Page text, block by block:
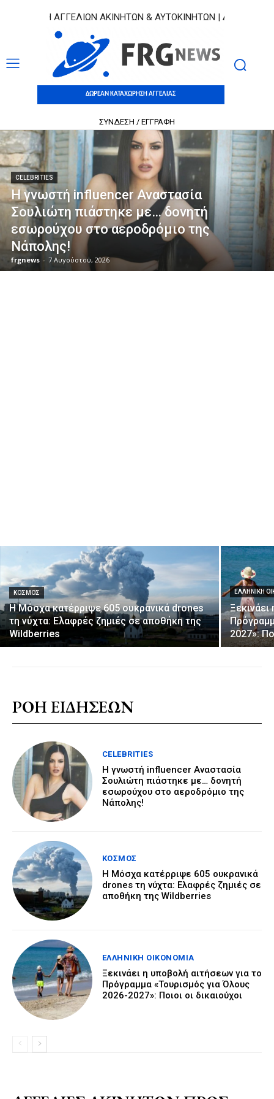
ΑΓΓΕΛΙΩΝ ΑΚΙΝΗΤΩΝ & ΑΥΤΟΚΙΝΗΤΩΝ | ΔΩΡΕΑΝ
ΔΩΡΕΑΝ ΚΑΤΑΧΩΡΗΣΗ ΑΓΓΕΛΙΑΣ
ΣΥΝΔΕΣΗ / ΕΓΓΡΑΦΗ
CELEBRITIES
Η γνωστή influencer Αναστασία
Σουλιώτη πιάστηκε με… δονητή
εσωρούχου στο αεροδρόμιο της
Νάπολης!
frgnews - 7 Αυγούστου, 2026
ΚΌΣΜΟΣ
Η Μόσχα κατέρριψε 605 ουκρανικά drones
τη νύχτα: Ελαφρές ζημιές σε αποθήκη της
Wildberries
ΕΛΛΗΝΙΚΉ
2027»:
ΡΟΗ ΕΙΔΗΣΕΩΝ
CELEBRITIES
Η γνωστή influencer Αναστασία
Σουλιώτη πιάστηκε με… δονητή
εσωρούχου στο αεροδρόμιο της
Νάπολης!
ΚΌΣΜΟΣ
Η Μόσχα κατέρριψε 605 ουκρανικά
drones τη νύχτα: Ελαφρές ζημιές σε
αποθήκη της Wildberries
ΕΛΛΗΝΙΚΉ ΟΙΚΟΝΟΜΊΑ
Ξεκινάει η υποβολή αιτήσεων για το
Πρόγραμμα «Τουρισμός για Όλους
2026-2027»: Ποιοι οι δικαιούχοι